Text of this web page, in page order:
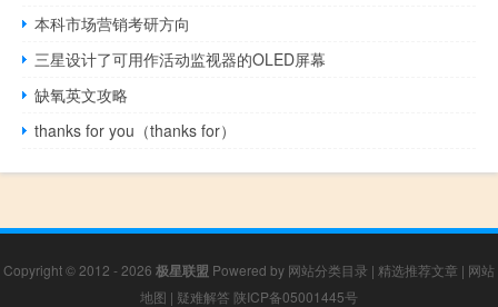
本科市场营销考研方向
三星设计了可用作活动监视器的OLED屏幕
缺氧英文攻略
thanks for you（thanks for）
Copyright © 2012 - 2026 极星联盟 Powered by 网站分类目录 | 精选推荐文章 | 网站
地图 | 疑难解答 陕ICP备05001445号